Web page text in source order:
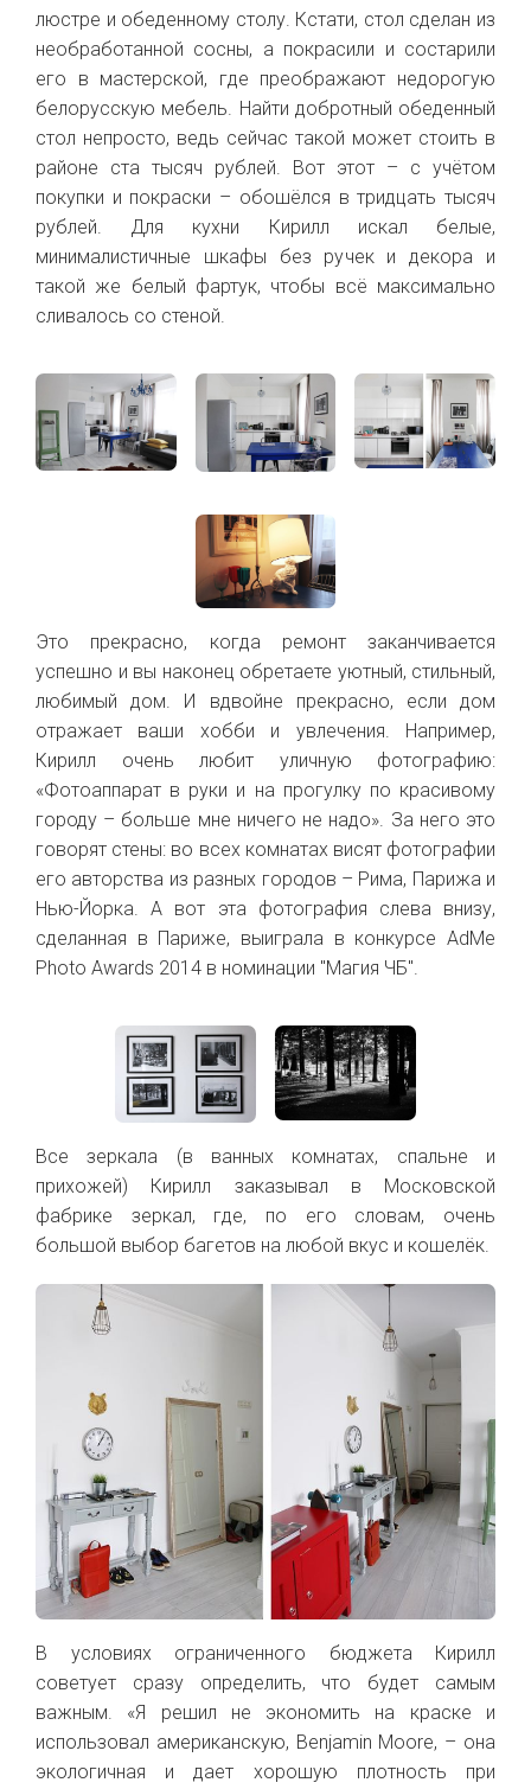
люстре и обеденному столу. Кстати, стол сделан из
необработанной сосны, а покрасили и состарили
его в мастерской, где преображают недорогую
белорусскую мебель. Найти добротный обеденный
стол непросто, ведь сейчас такой может стоить в
районе ста тысяч рублей. Вот этот – с учётом
покупки и покраски – обошёлся в тридцать тысяч
рублей. Для кухни Кирилл искал белые,
минималистичные шкафы без ручек и декора и
такой же белый фартук, чтобы всё максимально
сливалось со стеной.
Это прекрасно, когда ремонт заканчивается
успешно и вы наконец обретаете уютный, стильный,
любимый дом. И вдвойне прекрасно, если дом
отражает ваши хобби и увлечения. Например,
Кирилл очень любит уличную фотографию:
«Фотоаппарат в руки и на прогулку по красивому
городу – больше мне ничего не надо». За него это
говорят стены: во всех комнатах висят фотографии
его авторства из разных городов – Рима, Парижа и
Нью-Йорка. А вот эта фотография слева внизу,
сделанная в Париже, выиграла в конкурсе AdMe
Photo Awards 2014 в номинации "Магия ЧБ".
Все зеркала (в ванных комнатах, спальне и
прихожей) Кирилл заказывал в Московской
фабрике зеркал, где, по его словам, очень
большой выбор багетов на любой вкус и кошелёк.
В условиях ограниченного бюджета Кирилл
советует сразу определить, что будет самым
важным. «Я решил не экономить на краске и
использовал американскую, Benjamin Moore, – она
экологичная и дает хорошую плотность при